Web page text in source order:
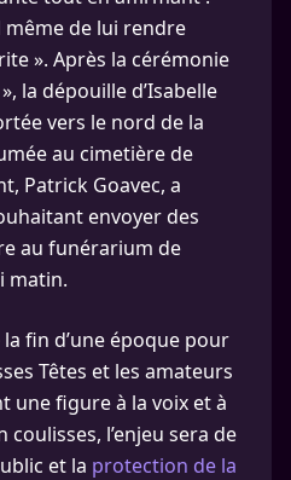
même de lui rendre
». Après la cérémonie
la dépouille d’Isabelle
vers le nord de la
au cimetière de
Patrick Goavec, a
envoyer des
au funérarium de
matin.
fin d’une époque pour
Têtes et les amateurs
une figure à la voix et à
coulisses, l’enjeu sera de
et la protection de la